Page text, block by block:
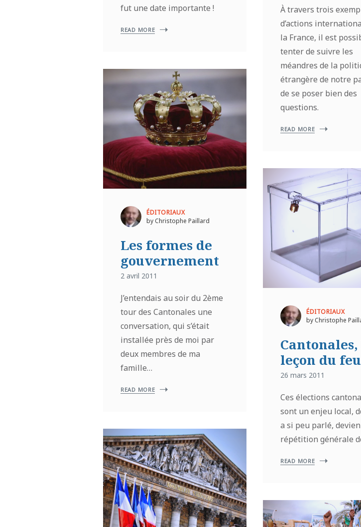
fut une date importante !
READ MORE
À travers trois
d’actions
la France, il est
tenter de suivre les
méandres de la
étrangère de notre
de se poser bien des
questions.
READ MORE
ÉDITORIAUX
by Christophe Paillard
Les formes de
gouvernement
2 avril 2011
J’entendais au soir du 2ème
tour des Cantonales une
conversation, qui s’était
installée près de moi par
deux membres de ma
famille…
READ MORE
ÉDITORIAUX
by Christophe
leçon du feu
26 mars 2011
Ces élections
sont un enjeu local,
a si peu parlé,
répétition générale
READ MORE